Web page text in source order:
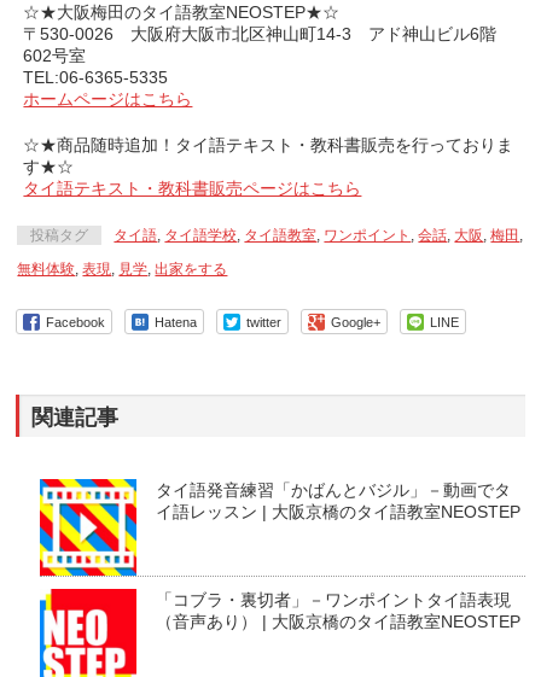
☆★大阪梅田のタイ語教室NEOSTEP★☆
〒530-0026 大阪府大阪市北区神山町14-3 アド神山ビル6階
602号室
TEL:06-6365-5335
ホームページはこちら
☆★商品随時追加！タイ語テキスト・教科書販売を行っておりま
す★☆
タイ語テキスト・教科書販売ページはこちら
投稿タグ タイ語 タイ語学校 タイ語教室 ワンポイント ,会話 大阪 ,梅田
無料体験 ,表現 見学 ,出家をする
Facebook Hatena twitter Google+ LINE
関連記事
タイ語発音練習「かばんとバジル」－動画でタ
イ語レッスン | 大阪京橋のタイ語教室NEOSTEP
「コブラ・裏切者」－ワンポイントタイ語表現
（音声あり） | 大阪京橋のタイ語教室NEOSTEP